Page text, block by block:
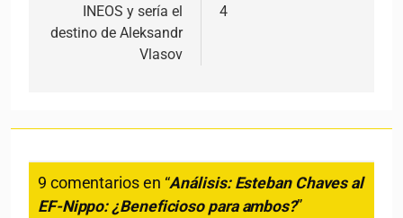
INEOS y sería el
destino de Aleksandr
Vlasov
4
9 comentarios en “Análisis: Esteban Chaves al
EF-Nippo: ¿Beneficioso para ambos?”